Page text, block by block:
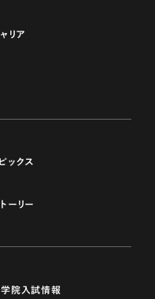
リア
ックス
ーリー
院入試情報